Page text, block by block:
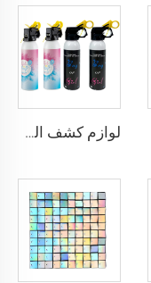
لوازم كشف الجنس، مسحوق مدفع الدخان، بخاخ دخان، بندقية تحية نارية، ألعاب نارية، قنابل حفل